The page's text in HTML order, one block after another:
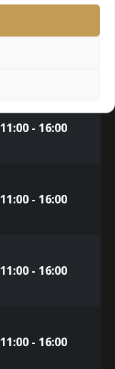
11:00 - 16:00
11:00 - 16:00
11:00 - 16:00
11:00 - 16:00